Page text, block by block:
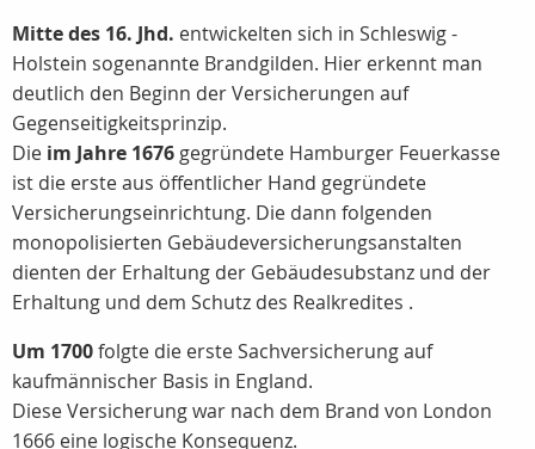
Mitte des 16. Jhd. entwickelten sich in Schleswig -
Holstein sogenannte Brandgilden. Hier erkennt man
deutlich den Beginn der Versicherungen auf
Gegenseitigkeitsprinzip.
Die im Jahre 1676 gegründete Hamburger Feuerkasse
ist die erste aus öffentlicher Hand gegründete
Versicherungseinrichtung. Die dann folgenden
monopolisierten Gebäudeversicherungsanstalten
dienten der Erhaltung der Gebäudesubstanz und der
Erhaltung und dem Schutz des Realkredites .
Um 1700folgte die erste Sachversicherung auf
kaufmännischer Basis in England.
Diese Versicherung war nach dem Brand von London
1666 eine logische Konsequenz.